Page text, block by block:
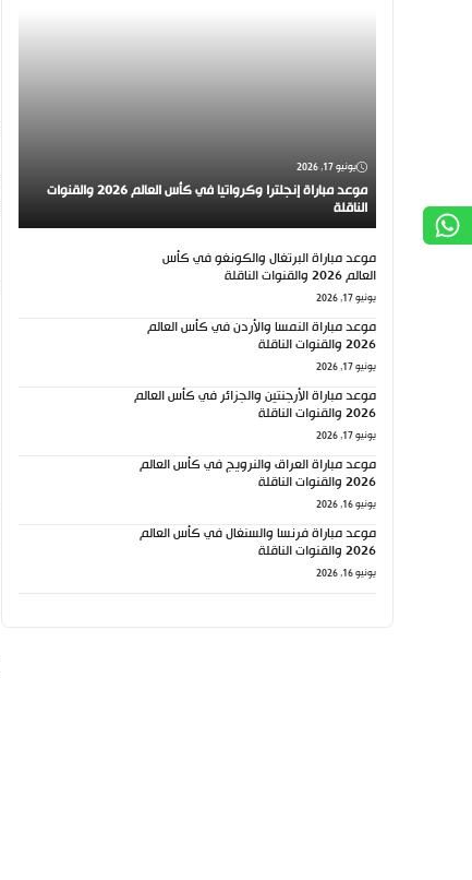
يونيو 17, 2026
موعد مباراة إنجلترا وكرواتيا في كأس العالم 2026 والقنوات
الناقلة
موعد مباراة البرتغال والكونغو في كأس
العالم 2026 والقنوات الناقلة
يونيو 17, 2026
موعد مباراة النمسا والأردن في كأس العالم
2026 والقنوات الناقلة
يونيو 17, 2026
موعد مباراة الأرجنتين والجزائر في كأس العالم
2026 والقنوات الناقلة
يونيو 17, 2026
موعد مباراة العراق والنرويج في كأس العالم
2026 والقنوات الناقلة
يونيو 16, 2026
موعد مباراة فرنسا والسنغال في كأس العالم
2026 والقنوات الناقلة
يونيو 16, 2026